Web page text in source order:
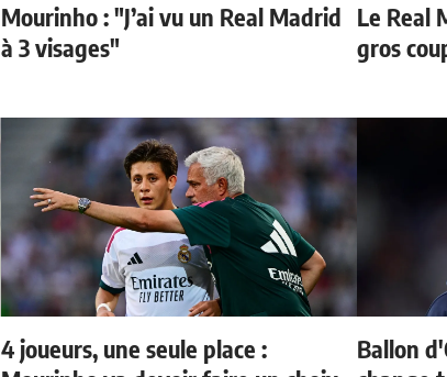
Mourinho : "J’ai vu un Real Madrid
à 3 visages"
Le Real
gros
4 joueurs, une seule place :
Ballon